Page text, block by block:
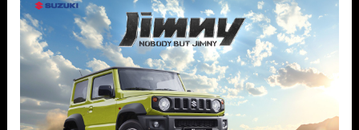
Dịch vụ chăm sóc xe
Bảo dưỡng định kỳ
Dịch vụ sửa chữa
Sản phẩm
Hatchback